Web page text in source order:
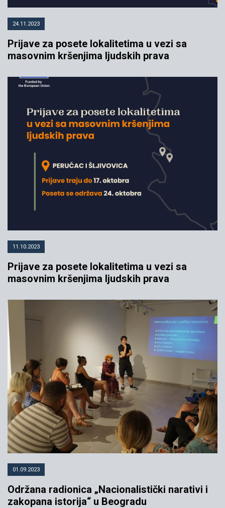
24.11.2023
Prijave za posete lokalitetima u vezi sa
masovnim kršenjima ljudskih prava
11.10.2023
Prijave za posete lokalitetima u vezi sa
masovnim kršenjima ljudskih prava
01.09.2023
Održana radionica „Nacionalistički narativi i
zakopana istorija“ u Beogradu